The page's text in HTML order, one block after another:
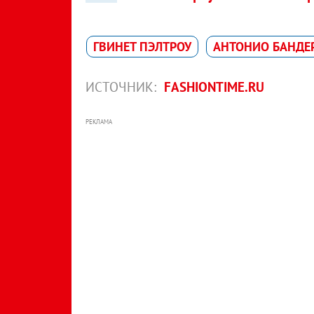
ГВИНЕТ ПЭЛТРОУ АНТОНИО
ИСТОЧНИК: FASHIONTIME.RU
РЕКЛАМА